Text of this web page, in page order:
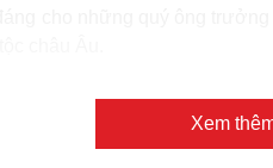
Xem